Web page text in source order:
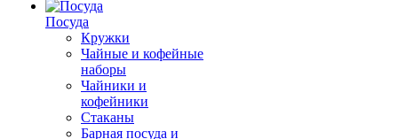
Посуда
Кружки
Чайные и кофейные
наборы
Чайники и
кофейники
Стаканы
Барная посуда и